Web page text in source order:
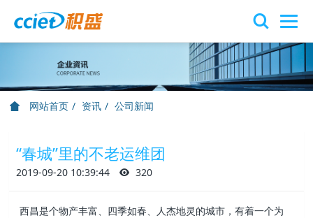
网站首页 资讯 公司新闻
“春城”里的不老运维团
2019-09-20 10:39:44 320
西昌是个物产丰富、四季如春、人杰地灵的城市，有着一个为